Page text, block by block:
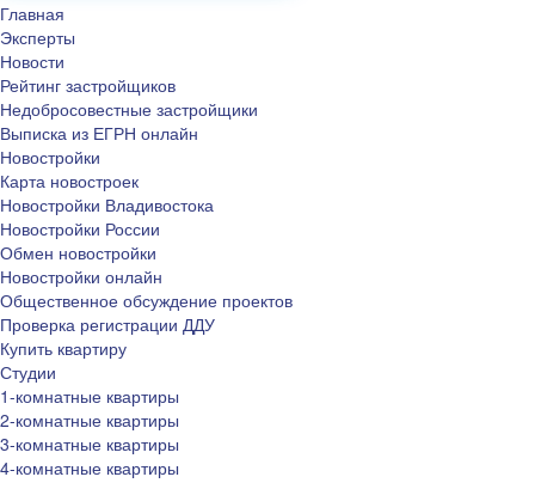
Главная
Эксперты
Новости
Рейтинг застройщиков
Недобросовестные застройщики
Выписка из ЕГРН онлайн
Новостройки
Карта новостроек
Новостройки Владивостока
Новостройки России
Обмен новостройки
Новостройки онлайн
Общественное обсуждение проектов
Проверка регистрации ДДУ
Купить квартиру
Студии
1-комнатные квартиры
2-комнатные квартиры
3-комнатные квартиры
4-комнатные квартиры